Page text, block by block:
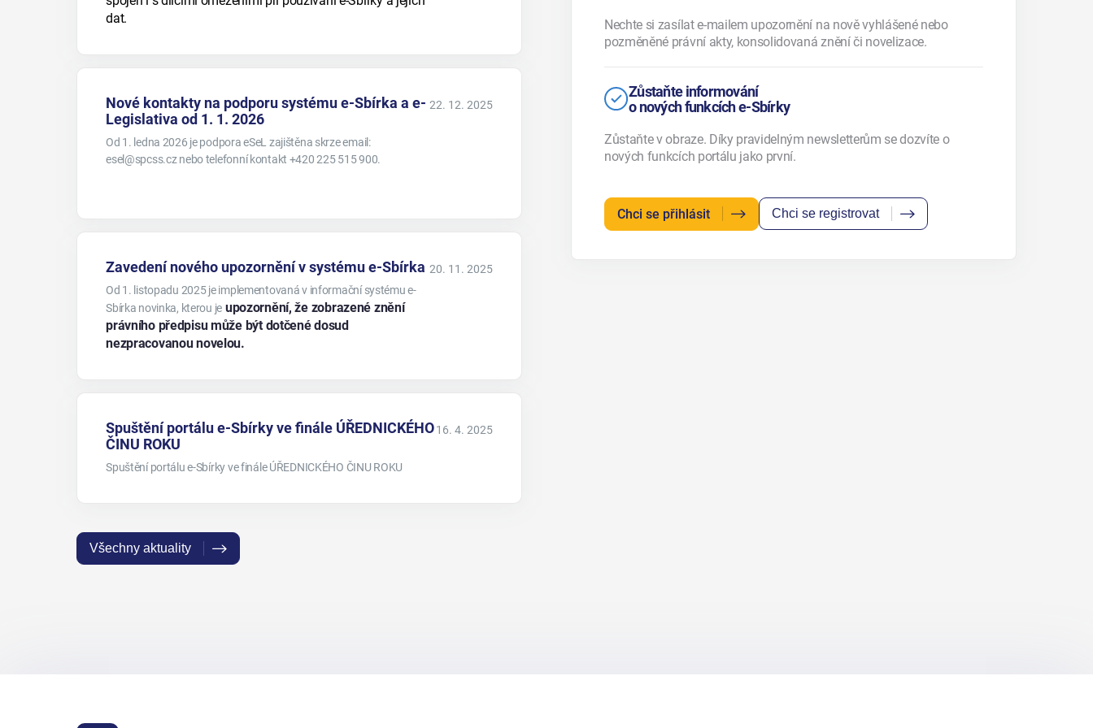
dat.
Nové kontakty na podporu systému e-Sbírka a e-
Legislativa od 1. 1. 2026
Od 1. ledna 2026 je podpora eSeL zajištěna skrze email:
esel@spcss.cz nebo telefonní kontakt +420 225 515 900.
22. 12. 2025
Zavedení nového upozornění v systému e-Sbírka
Od 1. listopadu 2025 je implementovaná v informační systému e-
Sbírka novinka, kterou je upozornění, že zobrazené znění
právního předpisu může být dotčené dosud
nezpracovanou novelou.
20. 11. 2025
Spuštění portálu e-Sbírky ve finále ÚŘEDNICKÉHO
ČINU ROKU
Spuštění portálu e-Sbírky ve finále ÚŘEDNICKÉHO ČINU ROKU
16. 4. 2025
Všechny aktuality
Nechte si zasílat e-mailem upozornění na nově vyhlášené nebo
pozměněné právní akty, konsolidovaná znění či novelizace.
Zůstaňte informování
o nových funkcích e-Sbírky
Zůstaňte v obraze. Díky pravidelným newsletterům se dozvíte o
nových funkcích portálu jako první.
Chci se přihlásit Chci se registrovat